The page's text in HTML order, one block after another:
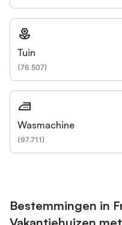
Tuin
(76.507)
Wasmachine
(97.711)
Bestemmingen in